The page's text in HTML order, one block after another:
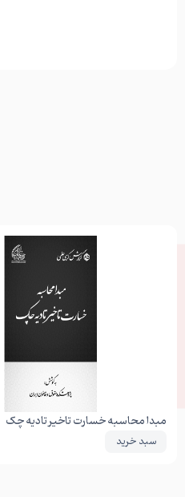
مبدا محاسبه خسارت تاخیر تادیه چک
سبد خرید